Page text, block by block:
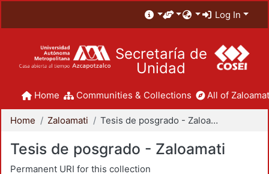
Log In
Secretaría de
Unidad
Home Communities & Collections All of
Home Zaloamati Tesis de posgrado - Zaloamati
Tesis de posgrado - Zaloamati
Permanent URI for this collection